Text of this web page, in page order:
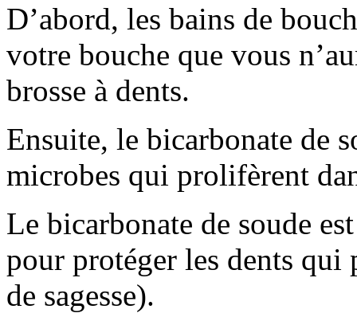
D’abord, les bains de
votre bouche que vous
brosse à dents.
Ensuite, le bicarbonate de
microbes qui prolifèrent
Le bicarbonate de soude
pour protéger les dents qui
de sagesse).